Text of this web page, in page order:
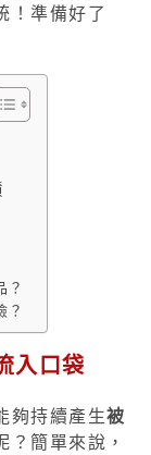
！準備好了
？
？
入口袋
夠持續產生被
？簡單來說，